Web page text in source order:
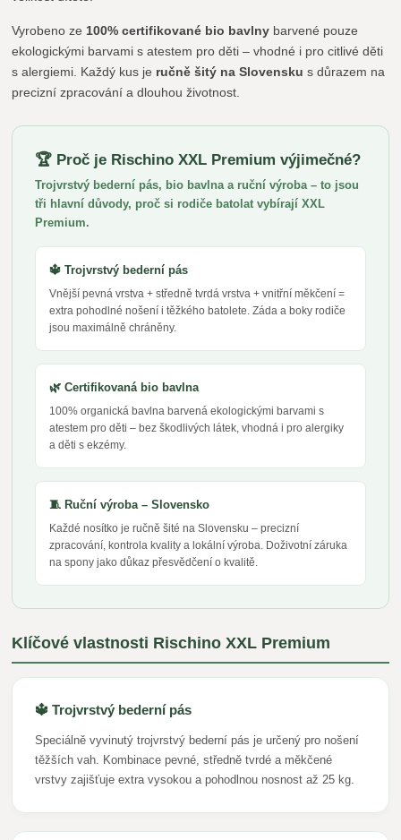
Vyrobeno ze 100% certifikované bio bavlny barvené pouze
ekologickými barvami s atestem pro děti – vhodné i pro citlivé děti
s alergiemi. Každý kus je ručně šitý na Slovensku s důrazem na
precizní zpracování a dlouhou životnost.
🏆 Proč je Rischino XXL Premium výjimečné?
Trojvrstvý bederní pás, bio bavlna a ruční výroba – to jsou
tři hlavní důvody, proč si rodiče batolat vybírají XXL
Premium.
🔱 Trojvrstvý bederní pás
Vnější pevná vrstva + středně tvrdá vrstva + vnitřní měkčení =
extra pohodlné nošení i těžkého batolete. Záda a boky rodiče
jsou maximálně chráněny.
🌿 Certifikovaná bio bavlna
100% organická bavlna barvená ekologickými barvami s
atestem pro děti – bez škodlivých látek, vhodná i pro alergiky
a děti s ekzémy.
🧵 Ruční výroba – Slovensko
Každé nosítko je ručně šité na Slovensku – precizní
zpracování, kontrola kvality a lokální výroba. Doživotní záruka
na spony jako důkaz přesvědčení o kvalitě.
Klíčové vlastnosti Rischino XXL Premium
🔱 Trojvrstvý bederní pás
Speciálně vyvinutý trojvrstvý bederní pás je určený pro nošení
těžších vah. Kombinace pevné, středně tvrdé a měkčené
vrstvy zajišťuje extra vysokou a pohodlnou nosnost až 25 kg.